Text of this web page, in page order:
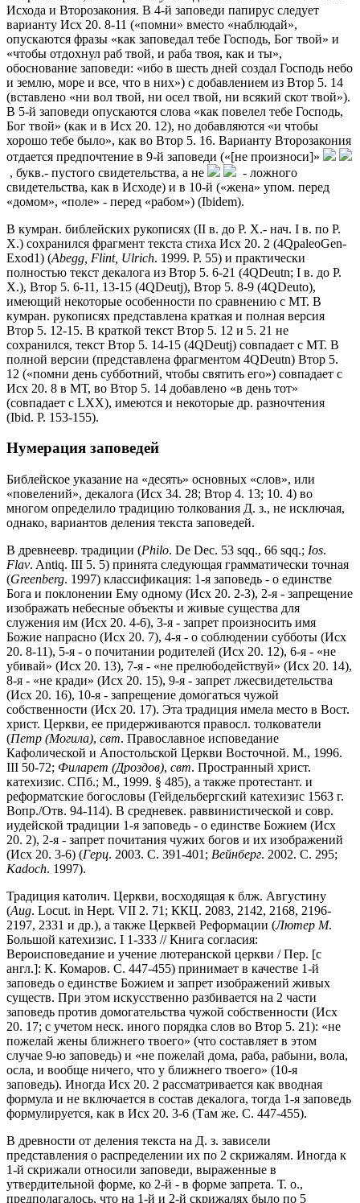
Исхода и Второзакония. В 4-й заповеди папирус следует
варианту Исх 20. 8-11 («помни» вместо «наблюдай»,
опускаются фразы «как заповедал тебе Господь, Бог твой» и
«чтобы отдохнул раб твой, и раба твоя, как и ты»,
обоснование заповеди: «ибо в шесть дней создал Господь небо
и землю, море и все, что в них») с добавлением из Втор 5. 14
(вставлено «ни вол твой, ни осел твой, ни всякий скот твой»).
В 5-й заповеди опускаются слова «как повелел тебе Господь,
Бог твой» (как и в Исх 20. 12), но добавляются «и чтобы
хорошо тебе было», как во Втор 5. 16. Варианту Второзакония
отдается предпочтение в 9-й заповеди («[не произноси]»
, букв.- пустого свидетельства, а не
- ложного
свидетельства, как в Исходе) и в 10-й («жена» упом. перед
«домом», «поле» - перед «рабом») (Ibidem).
В кумран. библейских рукописях (II в. до Р. Х.- нач. I в. по Р.
Х.) сохранился фрагмент текста стиха Исх 20. 2 (4QpaleoGen-
Exod1) (Abegg, Flint, Ulrich. 1999. P. 55) и практически
полностью текст декалога из Втор 5. 6-21 (4QDeutn; I в. до Р.
Х.), Втор 5. 6-11, 13-15 (4QDeutj), Втор 5. 8-9 (4QDeuto),
имеющий некоторые особенности по сравнению с МТ. В
кумран. рукописях представлена краткая и полная версия
Втор 5. 12-15. В краткой текст Втор 5. 12 и 5. 21 не
сохранился, текст Втор 5. 14-15 (4QDeutj) совпадает с МТ. В
полной версии (представлена фрагментом 4QDeutn) Втор 5.
12 («помни день субботний, чтобы святить его») совпадает с
Исх 20. 8 в МТ, во Втор 5. 14 добавлено «в день тот»
(совпадает с LXX), имеются и некоторые др. разночтения
(Ibid. P. 153-155).
Нумерация заповедей
Библейское указание на «десять» основных «слов», или
«повелений», декалога (Исх 34. 28; Втор 4. 13; 10. 4) во
многом определило традицию толкования Д. з., не исключая,
однако, вариантов деления текста заповедей.
В древнеевр. традиции (Philo. De Dec. 53 sqq., 66 sqq.; Ios.
Flav. Antiq. III 5. 5) принята следующая грамматически точная
(Greenberg. 1997) классификация: 1-я заповедь - о единстве
Бога и поклонении Ему одному (Исх 20. 2-3), 2-я - запрещение
изображать небесные объекты и живые существа для
служения им (Исх 20. 4-6), 3-я - запрет произносить имя
Божие напрасно (Исх 20. 7), 4-я - о соблюдении субботы (Исх
20. 8-11), 5-я - о почитании родителей (Исх 20. 12), 6-я - «не
убивай» (Исх 20. 13), 7-я - «не прелюбодействуй» (Исх 20. 14),
8-я - «не кради» (Исх 20. 15), 9-я - запрет лжесвидетельства
(Исх 20. 16), 10-я - запрещение домогаться чужой
собственности (Исх 20. 17). Эта традиция имела место в Вост.
христ. Церкви, ее придерживаются правосл. толкователи
(Петр (Могила), свт. Православное исповедание
Кафолической и Апостольской Церкви Восточной. М., 1996.
III 50-72; Филарет (Дроздов), свт. Пространный христ.
катехизис. СПб.; М., 1999. § 485), а также протестант. и
реформатские богословы (Гейдельбергский катехизис 1563 г.
Вопр./Отв. 94-114). В средневек. раввинистической и совр.
иудейской традиции 1-я заповедь - о единстве Божием (Исх
20. 2), 2-я - запрет почитания чужих богов и их изображений
(Исх 20. 3-6) (Герц. 2003. С. 391-401; Вейнберг. 2002. С. 295;
Kadoch. 1997).
Традиция католич. Церкви, восходящая к блж. Августину
(Aug. Locut. in Hept. VII 2. 71; ККЦ. 2083, 2142, 2168, 2196-
2197, 2331 и др.), а также Церквей Реформации (Лютер М.
Большой катехизис. I 1-333 // Книга согласия:
Вероисповедание и учение лютеранской церкви / Пер. [с
англ.]: К. Комаров. С. 447-455) принимает в качестве 1-й
заповедь о единстве Божием и запрет изображений живых
существ. При этом искусственно разбивается на 2 части
заповедь против домогательства чужой собственности (Исх
20. 17; с учетом неск. иного порядка слов во Втор 5. 21): «не
пожелай жены ближнего твоего» (что составляет в этом
случае 9-ю заповедь) и «не пожелай дома, раба, рабыни, вола,
осла, и вообще ничего, что у ближнего твоего» (10-я
заповедь). Иногда Исх 20. 2 рассматривается как вводная
формула и не включается в состав декалога, тогда 1-я заповедь
формулируется, как в Исх 20. 3-6 (Там же. С. 447-455).
В древности от деления текста на Д. з. зависели
представления о распределении их по 2 скрижалям. Иногда к
1-й скрижали относили заповеди, выраженные в
утвердительной форме, ко 2-й - в форме запрета. Т. о.,
предполагалось, что на 1-й и 2-й скрижалях было по 5